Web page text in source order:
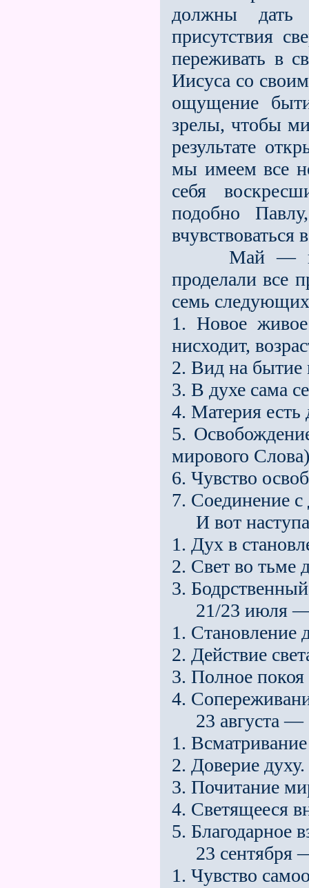
должны дать
присутствия
переживать в
Иисуса со
ощущение
зрелы, чтобы
результате
мы имеем все
себя
подобно
вчувствоваться
Май —
проделали все
семь
1. Новое
нисходит,
2. Вид на бытие
3. В духе сама
4. Материя есть
5.
мирового
6. Чувство
7. Соединение с
И вот
1. Дух в
2. Свет во тьме
3.
21/23 июля —
1. Становление
2. Действие
3. Полное покоя
4.
23 августа —
1.
2. Доверие духу.
3. Почитание
4. Светящееся
5. Благодарное
23 сентября
1. Чувство